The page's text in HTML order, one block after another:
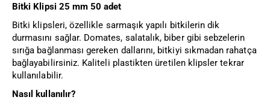
Bitki Klipsi 25 mm 50 adet
Bitki klipsleri, özellikle sarmaşık yapılı bitkilerin dik
durmasını sağlar. Domates, salatalık, biber gibi sebzelerin
sırığa bağlanması gereken dallarını, bitkiyi sıkmadan rahatça
bağlayabilirsiniz. Kaliteli plastikten üretilen klipsler tekrar
kullanılabilir.
Nasıl kullanılır?